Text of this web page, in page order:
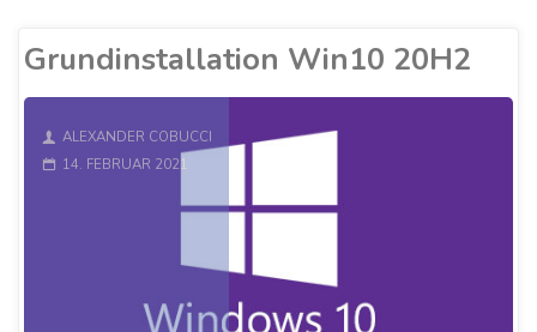
Grundinstallation Win10 20H2
ALEXANDER COBUCCI
14. FEBRUAR 2021